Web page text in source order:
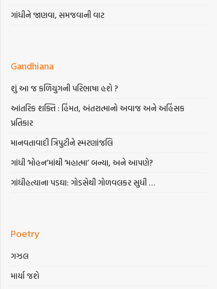
ગાંધીને જાણવા, સમજવાની વાટ
Gandhiana
શું આ જ કળિયુગની પરિભાષા હશે ?
આંતરિક શક્તિ : હિંમત, અંતરાત્માનો અવાજ અને અહિંસક
પ્રતિકાર
માનવતાવાદી ત્રિપુટીને સ્મરણાંજલિ
ગાંધી ‘મોહન’માંથી ‘મહાત્મા’ બન્યા, અને આપણે?
ગાંધીહત્યાના પડઘા: ગોડસેથી ગોળવલકર સુધી …
Poetry
ગઝલ
માર્યા જશે